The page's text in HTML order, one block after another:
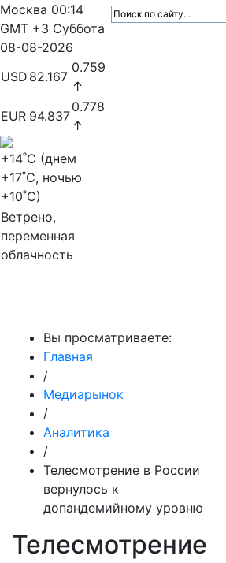
Москва 00:14
GMT +3 Суббота
08-08-2026
USD 82.167
0.759
↑
EUR 94.837
0.778
↑
+14˚C (днем
+17˚C, ночью
+10˚C)
Ветрено,
переменная
облачность
Вы просматриваете:
Главная
/
Медиарынок
/
Аналитика
/
Телесмотрение в России
вернулось к
допандемийному уровню
Телесмотрение